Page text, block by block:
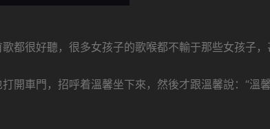
都很好聽，很多女孩子的歌喉都不輸于那些女孩子，
開車門，招呼着溫馨坐下來，然後才跟溫馨說：“溫